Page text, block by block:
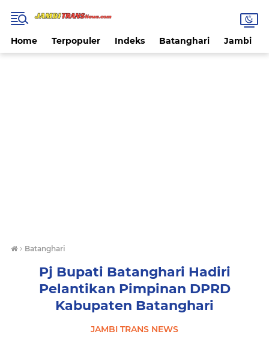
Home Terpopuler Indeks Batanghari Jambi
› Batanghari
Pj Bupati Batanghari Hadiri
Pelantikan Pimpinan DPRD
Kabupaten Batanghari
JAMBI TRANS NEWS